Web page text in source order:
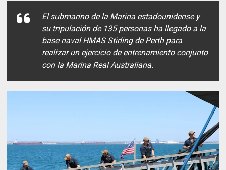
El submarino de la Marina estadounidense y
su tripulación de 135 personas ha llegado a la
base naval HMAS Stirling de Perth para
realizar un ejercicio de entrenamiento conjunto
con la Marina Real Australiana.